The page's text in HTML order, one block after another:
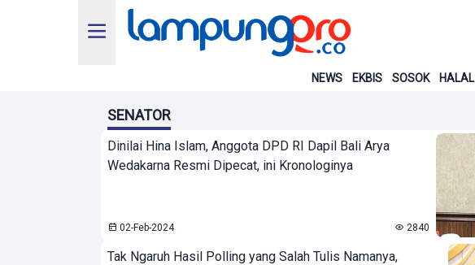
NEWS EKBIS SOSOK HALAL
SENATOR
Dinilai Hina Islam, Anggota DPD RI Dapil Bali Arya
Wedakarna Resmi Dipecat, ini Kronologinya
02-Feb-2024 2840
Tak Ngaruh Hasil Polling yang Salah Tulis Namanya,